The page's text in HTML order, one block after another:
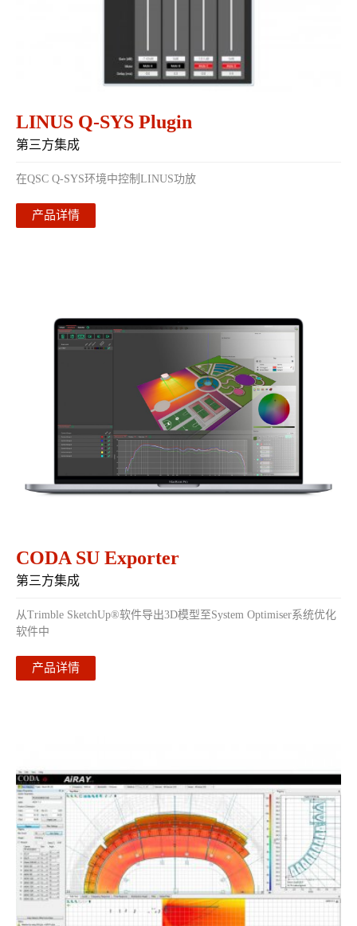
LINUS Q-SYS Plugin
第三方集成
在QSC Q-SYS环境中控制LINUS功放
产品详情
CODA SU Exporter
第三方集成
从Trimble SketchUp®软件导出3D模型至System Optimiser系统优化
软件中
产品详情